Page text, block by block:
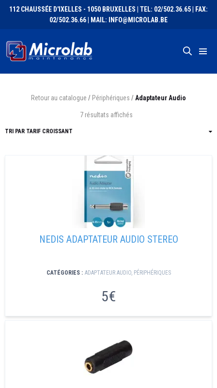
112 CHAUSSÉE D'IXELLES - 1050 BRUXELLES | TEL: 02/502.36.65 | FAX:
02/502.36.66 | MAIL: INFO@MICROLAB.BE
Retour au catalogue / Périphériques /Adaptateur Audio
7 résultats affichés
NEDIS ADAPTATEUR AUDIO STEREO
CATÉGORIES : ADAPTATEUR AUDIO, PÉRIPHÉRIQUES
5€